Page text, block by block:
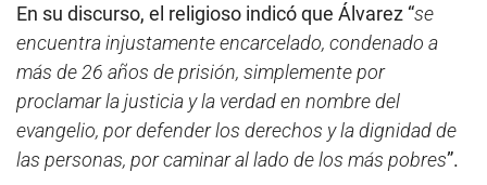
En su discurso, el religioso indicó que Álvarez “se
encuentra injustamente encarcelado, condenado a
más de 26 años de prisión, simplemente por
proclamar la justicia y la verdad en nombre del
evangelio, por defender los derechos y la dignidad de
las personas, por caminar al lado de los más pobres”.